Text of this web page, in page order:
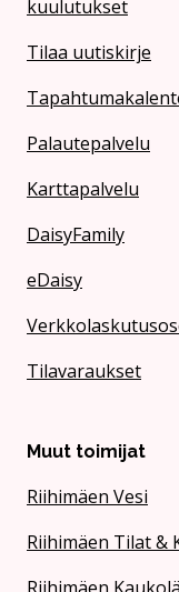
kuulutukset
Tilaa uutiskirje
Palautepalvelu
Karttapalvelu
DaisyFamily
eDaisy
Tilavaraukset
Muut toimijat
Riihimäen Vesi
Riihimäen Tilat &